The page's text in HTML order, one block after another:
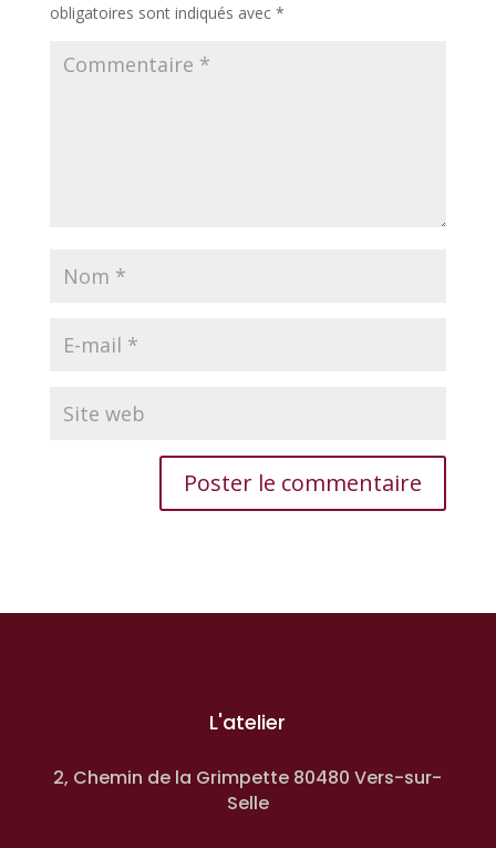
obligatoires sont indiqués avec *
L'atelier
2, Chemin de la Grimpette 80480 Vers-sur-
Selle